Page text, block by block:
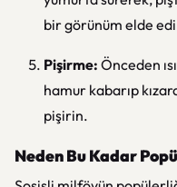
bir görünüm elde
Pişirme: Önceden
hamur kabarıp
pişirin.
Neden Bu Kadar